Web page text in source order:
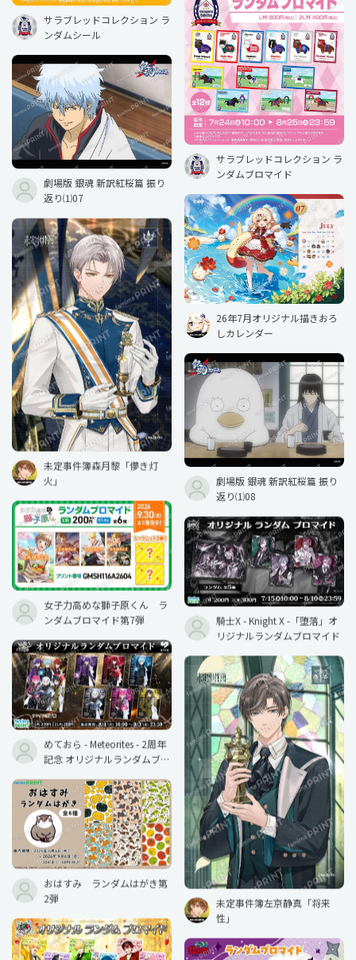
サラブレッドコレクション ラ
ンダムシール
サラブレッドコレクション ラ
ンダムブロマイド
劇場版 銀魂 新訳紅桜篇 振り
返り⑴07
26年7月オリジナル描きおろ
しカレンダー
未定事件簿森月黎「儚き灯
火」
劇場版 銀魂 新訳紅桜篇 振り
返り⑴08
女子力高めな獅子原くん ラ
ンダムブロマイド第7弾
騎士X - Knight X -「堕落」オ
リジナルランダムブロマイド
めておら - Meteorites - 2周年
記念 オリジナルランダムブロ
未定事件簿左京静真「将来
性」
おはすみ ランダムはがき第
2弾